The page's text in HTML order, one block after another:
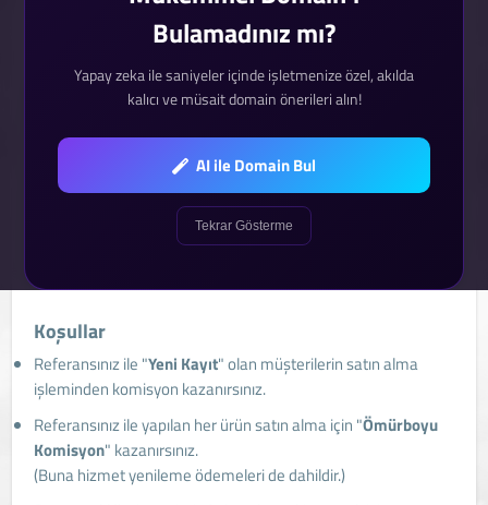
Bulamadınız mı?
Yapay zeka ile saniyeler içinde işletmenize özel, akılda
kalıcı ve müsait domain önerileri alın!
AI ile Domain Bul
Tekrar Gösterme
hemen kazanmaya başlayın.
Bunun için aşağıdaki butona tıklayarak satış ortaklığı
programına katılın. Satış ortağı olmanız için herhangi bir
zorunluluk gerekmez. Size özel referans bağlantı URL'si
üzerinden gerçekleşen satışlar için komisyon kazanırsınız.
Koşullar
Referansınız ile "Yeni Kayıt" olan müşterilerin satın alma
işleminden komisyon kazanırsınız.
Referansınız ile yapılan her ürün satın alma için "Ömürboyu
Komisyon" kazanırsınız.
(Buna hizmet yenileme ödemeleri de dahildir.)